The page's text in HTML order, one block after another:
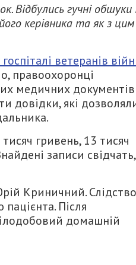
Відбулись гучні обшуки
керівника та як з цим
ветеранів
правоохоронці
медичних
довідки, які
гривень, 13 тисяч
записи свідчать,
Криничний. Слідство
Після
домашній